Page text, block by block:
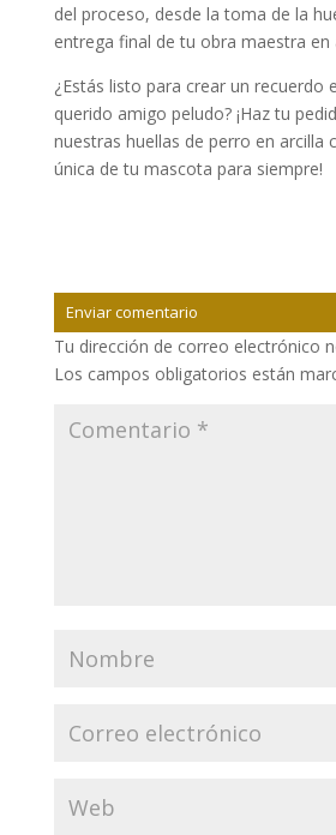
del proceso, desde la toma de la
entrega final de tu obra maestra en
¿Estás listo para crear un recuerdo
querido amigo peludo? ¡Haz tu
nuestras huellas de perro en arcilla
única de tu mascota para siempre!
Enviar comentario
Tu dirección de correo electrónico
Los campos obligatorios están